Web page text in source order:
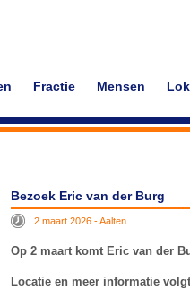
Fractie Mensen
Bezoek Eric van der Burg
2 maart 2026 - Aalten
Op 2 maart komt Eric van der
Locatie en meer informatie